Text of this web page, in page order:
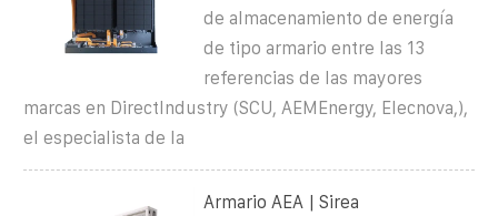
de almacenamiento de energía
de tipo armario entre las 13
referencias de las mayores
marcas en DirectIndustry (SCU, AEMEnergy, Elecnova,),
el especialista de la
Armario AEA | Sirea